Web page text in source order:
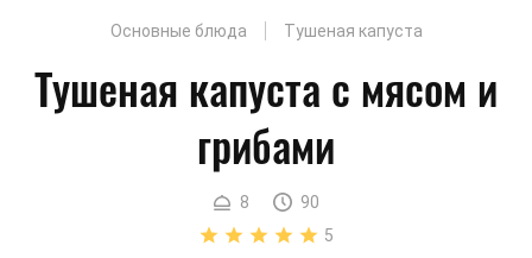
Основные блюда Тушеная капуста
Тушеная капуста с мясом и
грибами
8
90
5